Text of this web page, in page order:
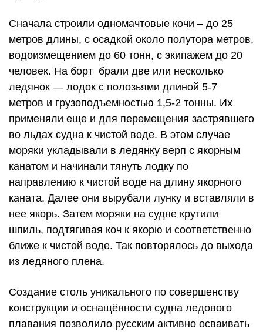
Сначала строили одномачтовые кочи – до 25
метров длины, с осадкой около полутора метров,
водоизмещением до 60 тонн, с экипажем до 20
человек. На борт брали две или несколько
ледянок — лодок с полозьями длиной 5-7
метров и грузоподъемностью 1,5-2 тонны. Их
применяли еще и для перемещения застрявшего
во льдах судна к чистой воде. В этом случае
моряки укладывали в ледянку верп с якорным
канатом и начинали тянуть лодку по
направлению к чистой воде на длину якорного
каната. Далее они вырубали лунку и вставляли в
нее якорь. Затем моряки на судне крутили
шпиль, подтягивая коч к якорю и соответственно
ближе к чистой воде. Так повторялось до выхода
из ледяного плена.
Создание столь уникального по совершенству
конструкции и оснащённости судна ледового
плавания позволило русским активно осваивать